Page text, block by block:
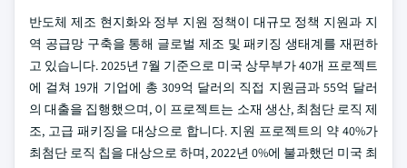
반도체 제조 현지화와 정부 지원 정책이 대규모 정책 지원과 지
역 공급망 구축을 통해 글로벌 제조 및 패키징 생태계를 재편하
고 있습니다. 2025년 7월 기준으로 미국 상무부가 40개 프로젝트
에 걸쳐 19개 기업에 총 309억 달러의 직접 지원금과 55억 달러
의 대출을 집행했으며, 이 프로젝트는 소재 생산, 최첨단 로직 제
조, 고급 패키징을 대상으로 합니다. 지원 프로젝트의 약 40%가
최첨단 로직 칩을 대상으로 하며, 2022년 0%에 불과했던 미국 최